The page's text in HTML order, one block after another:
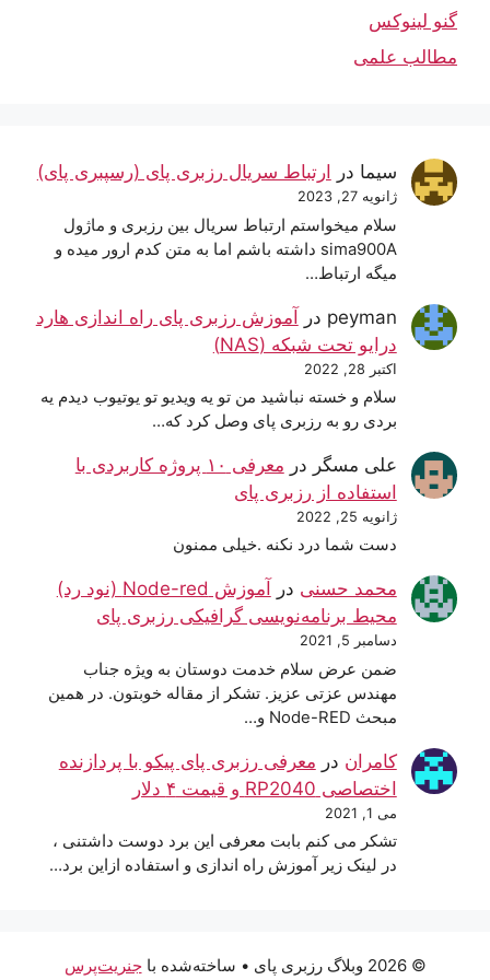
گنو لینوکس
مطالب علمی
سیما در ارتباط سریال رزبری پای (رسپبری پای)
ژانویه 27, 2023
سلام میخواستم ارتباط سریال بین رزبری و ماژول
sima900A داشته باشم اما به متن کدم ارور میده و
میگه ارتباط…
peyman در آموزش رزبری پای راه اندازی هارد
درایو تحت شبکه (NAS)
اکتبر 28, 2022
سلام و خسته نباشید من تو یه ویدیو تو یوتیوب دیدم یه
بردی رو به رزبری پای وصل کرد که…
علی مسگر در
معرفی ۱۰ پروژه کاربردی با
استفاده از رزبری پای
ژانویه 25, 2022
دست شما درد نکنه .خیلی ممنون
محمد حسنی در
آموزش Node-red (نود رد)
محیط برنامه‌نویسی گرافیکی رزبری پای
دسامبر 5, 2021
ضمن عرض سلام خدمت دوستان به ویژه جناب
مهندس عزتی عزیز. تشکر از مقاله خوبتون. در همین
مبحث Node-RED و…
کامران در معرفی رزبری پای پیکو با پردازنده
اختصاصی RP2040 و قیمت ۴ دلار
می 1, 2021
تشکر می کنم بابت معرفی این برد دوست داشتنی ،
در لینک زیر آموزش راه اندازی و استفاده ازاین برد…
© 2026 وبلاگ رزبری پای • ساخته‌شده باجنریت‌پرس